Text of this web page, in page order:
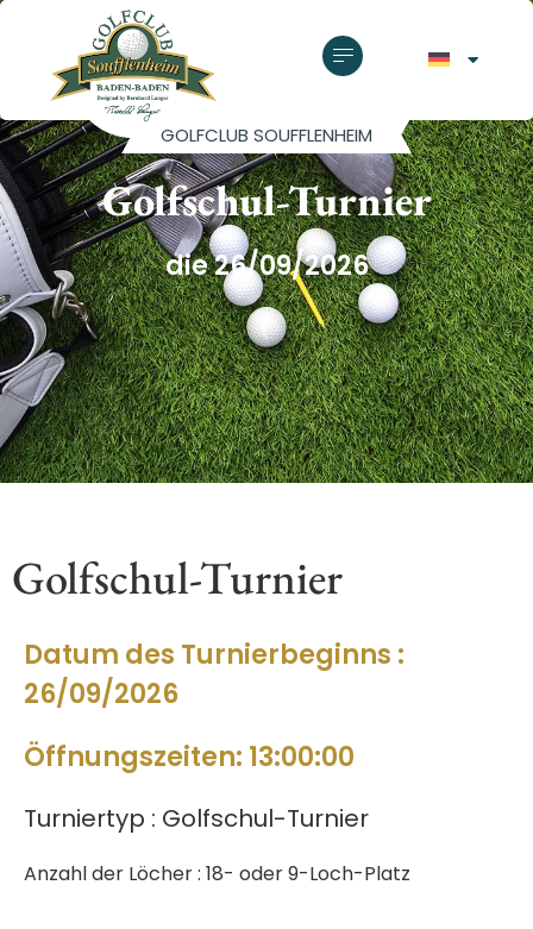
GOLFCLUB SOUFFLENHEIM
Golfschul-Turnier
die 26/09/2026
Golfschul-Turnier
Datum des Turnierbeginns :
26/09/2026
Öffnungszeiten: 13:00:00
Turniertyp : Golfschul-Turnier
Anzahl der Löcher : 18- oder 9-Loch-Platz